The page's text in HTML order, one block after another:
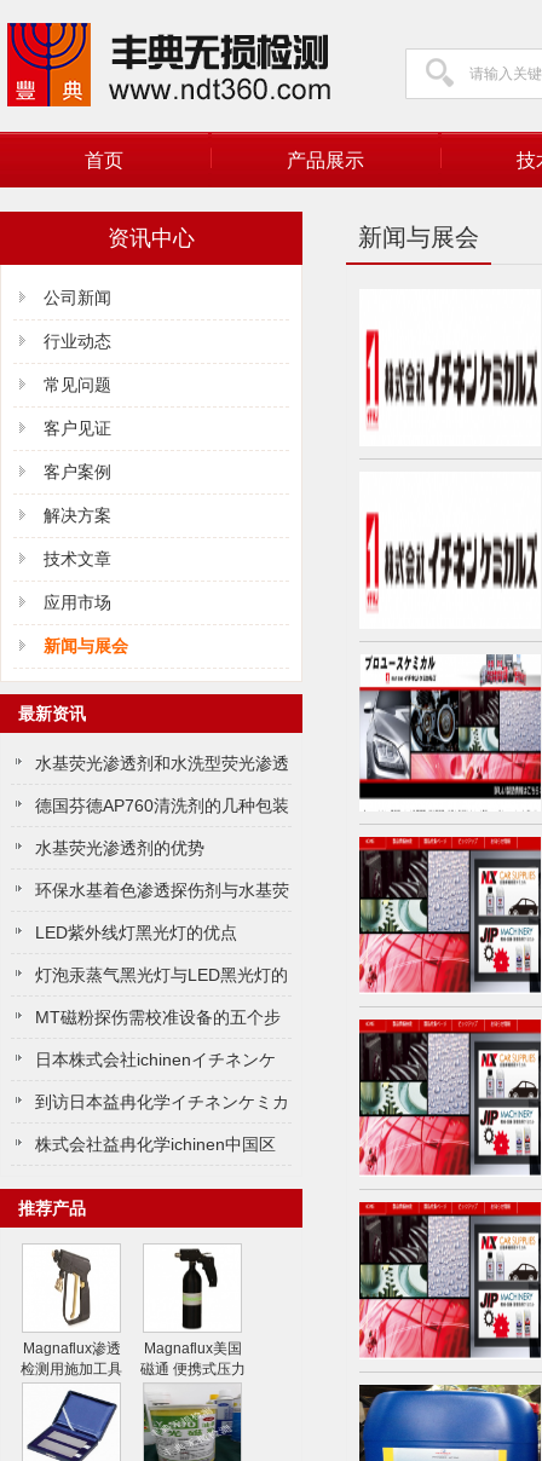
首页 产品展示 技
资讯中心
公司新闻
行业动态
常见问题
客户见证
客户案例
解决方案
技术文章
应用市场
新闻与展会
最新资讯
水基荧光渗透剂和水​洗型荧光渗透
液的主要区别​
德国芬德AP760清洗剂的几种包装
30L200L
水基荧光渗透剂的优势
环保水基着色渗透探伤剂与水基荧
光渗透探伤剂哪个灵敏度更高？
LED紫外线灯黑光灯的优点
灯泡汞蒸气黑光灯与LED黑光灯的
区别
MT磁粉探伤需校准设备的五个步
骤
日本株式会社ichinenイチネンケ
ミカルズ益冉化学中国代理商
到访日本益冉化学イチネンケミカ
ルズ株式会东京总公司
株式会社益冉化学ichinen中国区
代理商
推荐产品
Magnaflux渗透
检测用施加工具
水喷枪
Magnaflux美国
磁通 便携式压力
喷射器
新闻与展会